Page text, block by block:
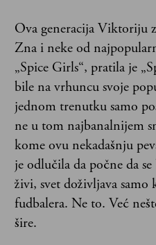
Ova generacija Viktoriju
Zna i neke od
„Spice Girls“, pratila je
bile na vrhuncu svoje
jednom trenutku samo
ne u tom najbanalnijem
kome ovu nekadašnju
je odlučila da počne da
živi, svet doživljava samo
fudbalera. Ne to. Već
šire.